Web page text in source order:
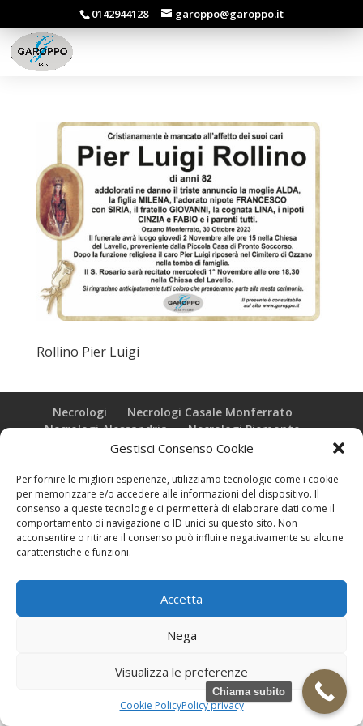
Gestisci Consenso Cookie
Per fornire le migliori esperienze, utilizziamo tecnologie come i cookie
per memorizzare e/o accedere alle informazioni del dispositivo. Il
consenso a queste tecnologie ci permetterà di elaborare dati come il
comportamento di navigazione o ID unici su questo sito. Non
acconsentire o ritirare il consenso può influire negativamente su alcune
caratteristiche e funzioni.
Accetta
Nega
Visualizza le preferenze
Cookie PolicyPolicy privacy
0142944128 garoppo@garoppo.it
Rollino Pier Luigi
Necrologi
Necrologi Casale Monferrato
Necrologi Alessandria
Necrologi Piemonte
Casale Monferrato info@zeropensieri-cloud
Chiama subito